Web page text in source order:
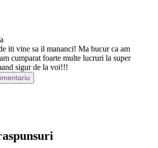
iti vine sa il mananci! Ma bucur ca am
cumparat foarte multe lucruri la super
sigur de la voi!!!